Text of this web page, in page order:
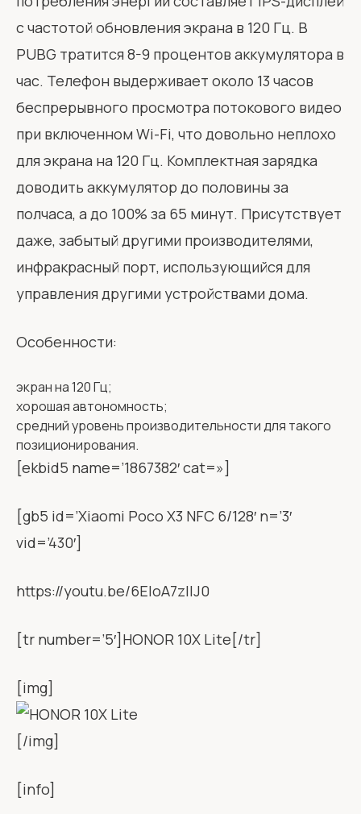
с частотой обновления экрана в 120 Гц. В
PUBG тратится 8-9 процентов аккумулятора в
час. Телефон выдерживает около 13 часов
беспрерывного просмотра потокового видео
при включенном Wi-Fi, что довольно неплохо
для экрана на 120 Гц. Комплектная зарядка
доводить аккумулятор до половины за
полчаса, а до 100% за 65 минут. Присутствует
даже, забытый другими производителями,
инфракрасный порт, использующийся для
управления другими устройствами дома.
Особенности:
экран на 120 Гц;
хорошая автономность;
средний уровень производительности для такого
позиционирования.
[ekbid5 name=’1867382′ cat=»]
[gb5 id=’Xiaomi Poco X3 NFC 6/128′ n=’3′
vid=’430′]
https://youtu.be/6EIoA7zlIJ0
[tr number=’5′]HONOR 10X Lite[/tr]
[img]
[/img]
[info]